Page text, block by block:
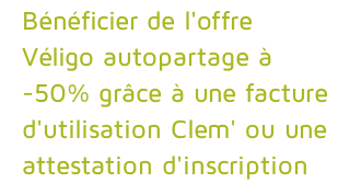
Bénéficier de l'offre
Véligo autopartage à
-50% grâce à une facture
d'utilisation Clem' ou une
attestation d'inscription